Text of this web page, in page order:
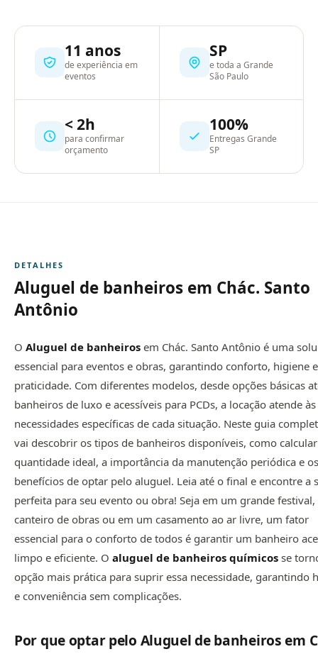
11 anos
de experiência em
eventos
SP
e toda a Grande
São Paulo
< 2h
para confirmar
orçamento
100%
Entregas Grande
SP
DETALHES
Aluguel de banheiros em Chác. Santo
Antônio
O Aluguel de banheiros em Chác. Santo Antônio é uma
essencial para eventos e obras, garantindo conforto, higiene e
praticidade. Com diferentes modelos, desde opções básicas
banheiros de luxo e acessíveis para PCDs, a locação atende às
necessidades específicas de cada situação. Neste guia
vai descobrir os tipos de banheiros disponíveis, como
quantidade ideal, a importância da manutenção periódica e os
benefícios de optar pelo aluguel. Leia até o final e encontre a
perfeita para seu evento ou obra! Seja em um grande
canteiro de obras ou em um casamento ao ar livre, um fator
essencial para o conforto de todos é garantir um banheiro
limpo e eficiente. O aluguel de banheiros químicos se
opção mais prática para suprir essa necessidade, garantindo
e conveniência sem complicações.
Por que optar pelo Aluguel de banheiros em